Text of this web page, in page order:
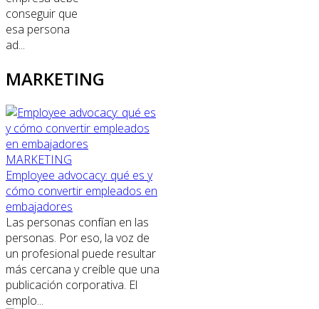
conseguir que
esa persona
ad...
MARKETING
MARKETING
Employee advocacy: qué es y
cómo convertir empleados en
embajadores
Las personas confían en las
personas. Por eso, la voz de
un profesional puede resultar
más cercana y creíble que una
publicación corporativa. El
emplo...